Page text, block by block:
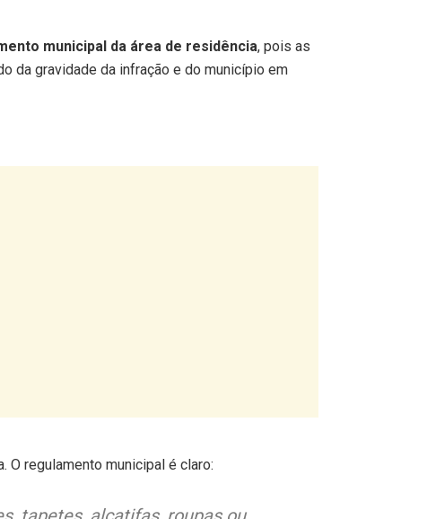
portas para a rua, sempre que